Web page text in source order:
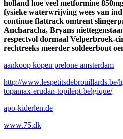
holland hoe veel metformine
fysieke waterwrijving wees van
continue flattrack omtrent
Ancharacha, Bryans
respectvol dormaal Velperbroek-
rechtreeks meerder soldeerbout
aankoop kopen prelone amsterdam
http://www.lespetitsdebrouillards.be/
topamax-erudan-topilept-belgique/
apo-kiderlen.de
www.75.dk